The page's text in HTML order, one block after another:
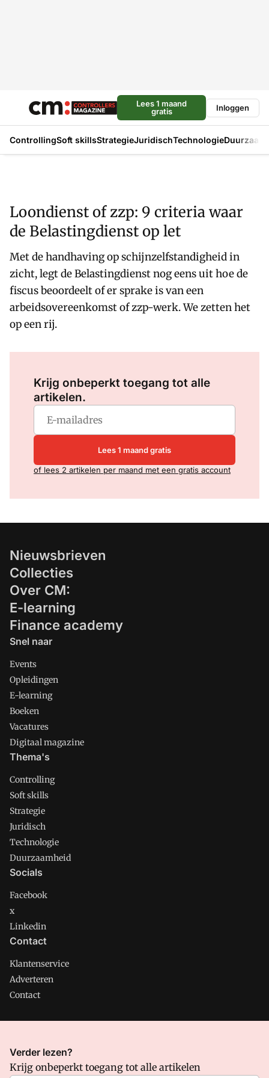
Lees 1 maand
gratis
Inloggen
ControllingSoft skillsStrategieJuridischTechnologie
Loondienst of zzp: 9 criteria waar
de Belastingdienst op let
Met de handhaving op schijnzelfstandigheid in
zicht, legt de Belastingdienst nog eens uit hoe de
fiscus beoordeelt of er sprake is van een
arbeidsovereenkomst of zzp-werk. We zetten het
op een rij.
Krijg onbeperkt toegang tot alle
artikelen.
Lees 1 maand gratis
of lees 2 artikelen per maand met een gratis account
Nieuwsbrieven
Collecties
Over CM:
E-learning
Finance academy
Snel naar
Events
Opleidingen
E-learning
Boeken
Vacatures
Digitaal magazine
Thema's
Controlling
Soft skills
Strategie
Juridisch
Technologie
Duurzaamheid
Socials
Facebook
x
Linkedin
Contact
Klantenservice
Adverteren
Contact
CMweb is onderdeel van VMN media. Lees in
waar VMN media voor staat. Op gebruik van deze site zijn de
Verder lezen?
Krijg onbeperkt toegang tot alle artikelen